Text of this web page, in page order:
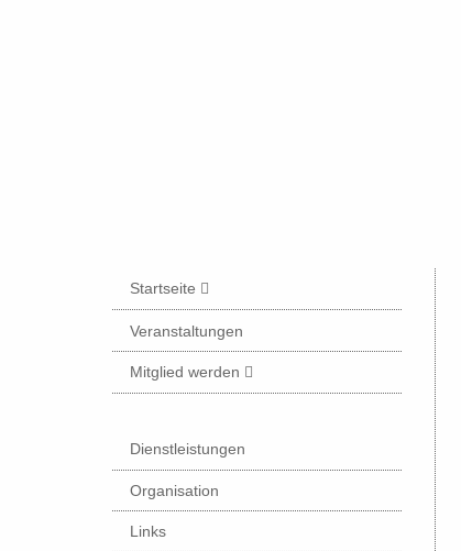
Startseite
Veranstaltungen
Mitglied werden
Dienstleistungen
Organisation
Links